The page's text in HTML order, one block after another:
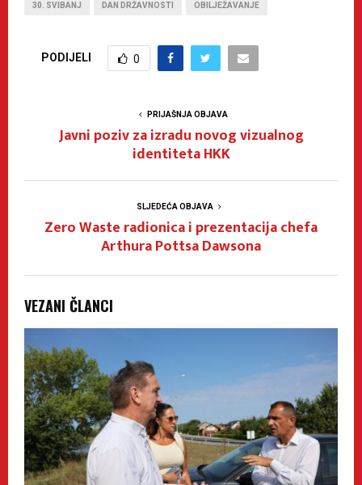
30. SVIBANJ DAN DRŽAVNOSTI OBILJEŽAVANJE
PODIJELI 0
PRIJAŠNJA OBJAVA
Javni poziv za izradu novog vizualnog
identiteta HKK
SLJEDEĆA OBJAVA
Zero Waste radionica i prezentacija chefa
Arthura Pottsa Dawsona
VEZANI ČLANCI